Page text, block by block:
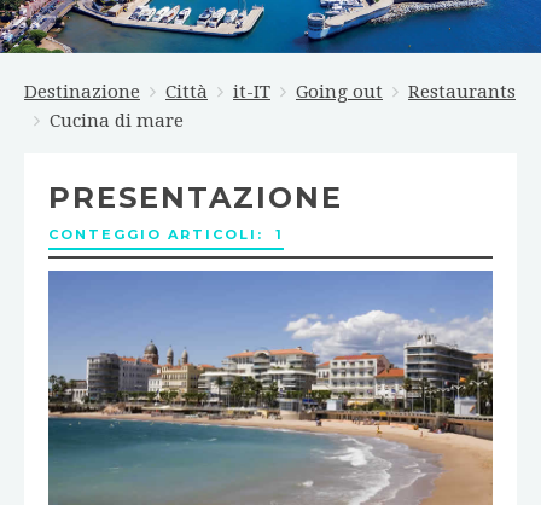
Destinazione Città it-IT Going out
Restaurants
Cucina di mare
PRESENTAZIONE
CONTEGGIO ARTICOLI: 1